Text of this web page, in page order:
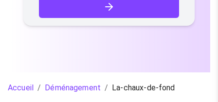
Accueil / Déménagement / La-chaux-de-fond